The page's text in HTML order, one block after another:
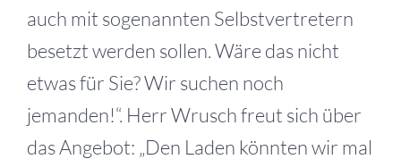
auch mit sogenannten Selbstvertretern
besetzt werden sollen. Wäre das nicht
etwas für Sie? Wir suchen noch
jemanden!“. Herr Wrusch freut sich über
das Angebot: „Den Laden könnten wir mal